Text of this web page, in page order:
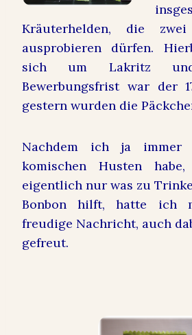
Kräuterhelden, die
ausprobieren dürfen.
sich um Lakritz und
Bewerbungsfrist war der
gestern wurden die
Nachdem ich ja immer
komischen Husten
eigentlich nur was zu
Bonbon hilft, hatte ich
freudige Nachricht, auch
gefreut.